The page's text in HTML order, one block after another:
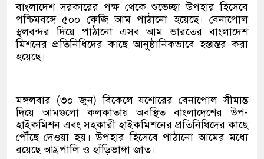
বাংলাদেশ সরকারের পক্ষ থেকে শুভেচ্ছা উপহার হিসেবে
পশ্চিমবঙ্গে ৫০০ কেজি আম পাঠানো হয়েছে। বেনাপোল
স্থলবন্দর দিয়ে পাঠানো এসব আম ভারতের বাংলাদেশ
মিশনের প্রতিনিধিদের কাছে আনুষ্ঠানিকভাবে হস্তান্তর করা
হয়েছে।
মঙ্গলবার (৩০ জুন) বিকেলে যশোরের বেনাপোল সীমান্ত
দিয়ে আমগুলো কলকাতায় অবস্থিত বাংলাদেশের উপ-
হাইকমিশন এবং সহকারী হাইকমিশনের প্রতিনিধিদের কাছে
পৌঁছে দেওয়া হয়। উপহার হিসেবে পাঠানো আমের মধ্যে
রয়েছে আম্রপালি ও হাঁড়িভাঙ্গা জাত।